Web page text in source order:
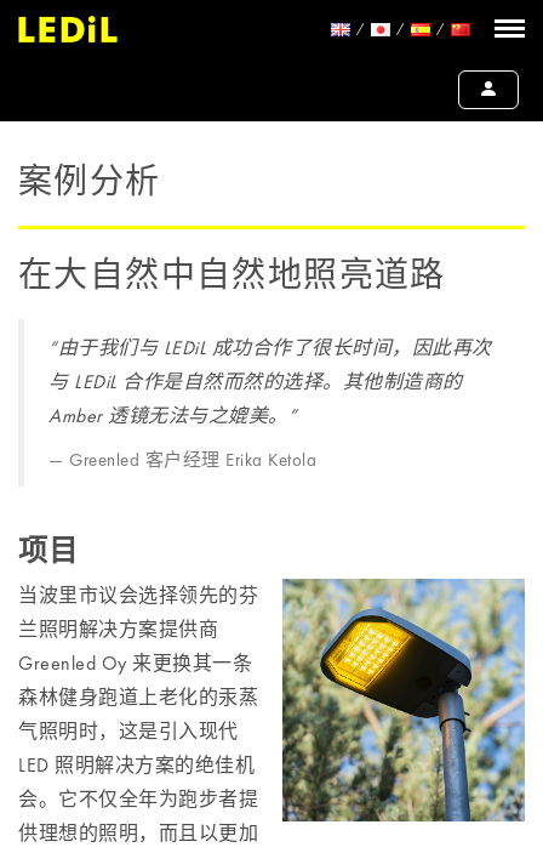
案例分析
在大自然中自然地照亮道路
“由于我们与 LEDiL 成功合作了很长时间，因此再次
与 LEDiL 合作是自然而然的选择。其他制造商的
Amber 透镜无法与之媲美。”
Greenled 客户经理 Erika Ketola
项目
当波里市议会选择领先的芬
兰照明解决方案提供商
Greenled Oy 来更换其一条
森林健身跑道上老化的汞蒸
气照明时，这是引入现代
LED 照明解决方案的绝佳机
会。它不仅全年为跑步者提
供理想的照明，而且以更加